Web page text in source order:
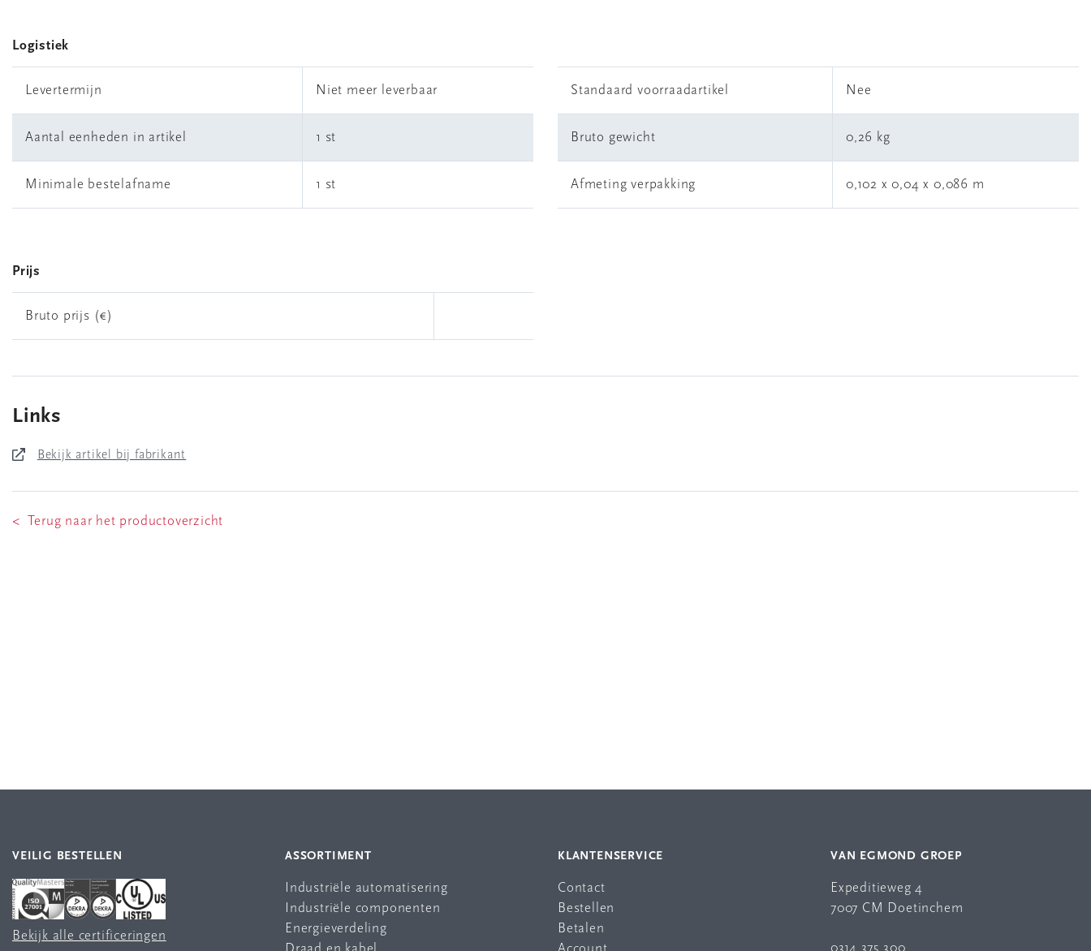
Logistiek
Levertermijn Niet meer leverbaar
Aantal eenheden in artikel 1 st
Minimale bestelafname 1 st
Standaard voorraadartikel Nee
Bruto gewicht 0,26 kg
Afmeting verpakking 0,102 x 0,04 x 0,086 m
Prijs
Bruto prijs (€)
Links
Bekijk artikel bij fabrikant
< Terug naar het productoverzicht
VEILIG BESTELLEN
Bekijk alle certificeringen
ASSORTIMENT
Industriële automatisering
Industriële componenten
Energieverdeling
KLANTENSERVICE
Contact
Bestellen
Betalen
VAN EGMOND GROEP
Expeditieweg 4
7007 CM Doetinchem
0314 375 300